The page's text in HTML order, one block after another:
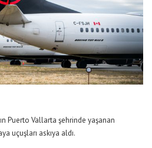
Puerto Vallarta şehrinde yaşanan
uçuşları askıya aldı.